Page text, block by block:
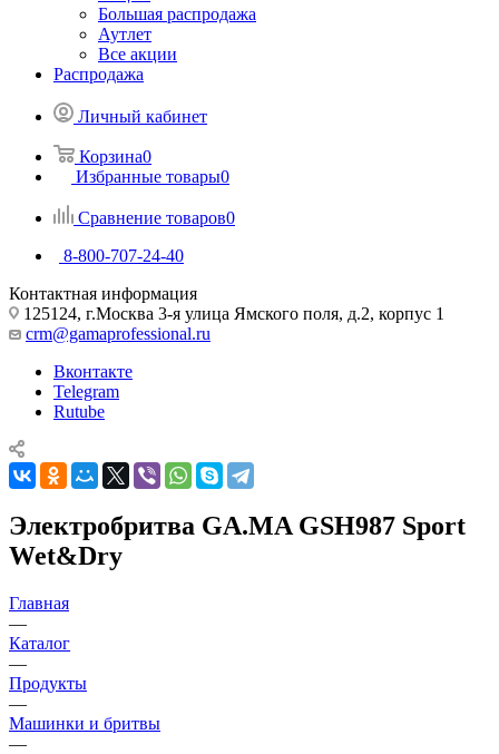
Большая распродажа
Аутлет
Все акции
Распродажа
Личный кабинет
Корзина0
Избранные товары0
Сравнение товаров0
8-800-707-24-40
Контактная информация
125124, г.Москва 3-я улица Ямского поля, д.2, корпус 1
crm@gamaprofessional.ru
Вконтакте
Telegram
Rutube
Электробритва GA.MA GSH987 Sport
Wet&Dry
Главная
—
Каталог
—
Продукты
—
Машинки и бритвы
—